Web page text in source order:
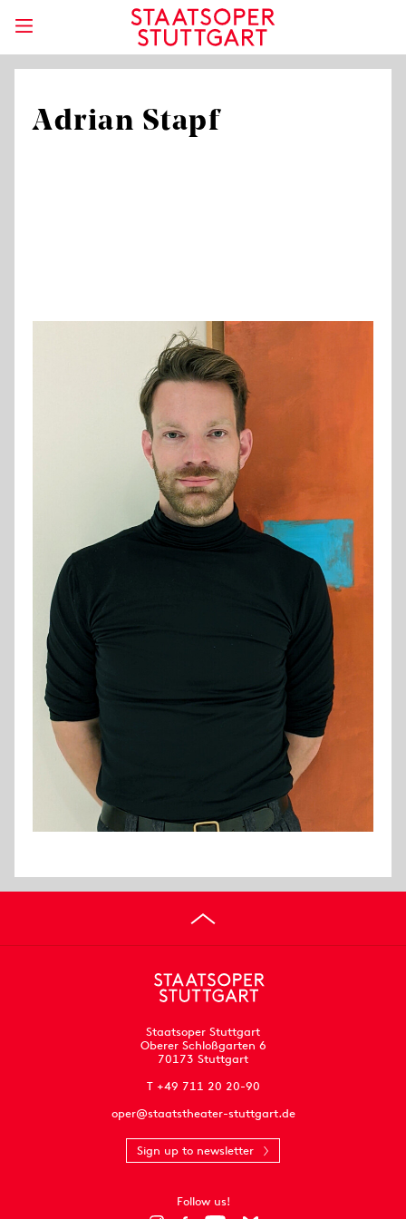
Adrian Stapf
Staatsoper Stuttgart
Oberer Schloßgarten 6
70173 Stuttgart
T +49 711 20 20-90
oper@staatstheater-stuttgart.de
Sign up to newsletter
Follow us!